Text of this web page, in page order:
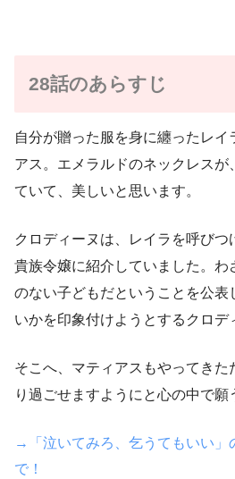
28話のあらすじ
自分が贈った服を身に纏ったレイ
アス。エメラルドのネックレスが
ていて、美しいと思います。
クロディーヌは、レイラを呼び
貴族令嬢に紹介していました。わ
のない子どもだということを公表
いかを印象付けようとするクロデ
そこへ、マティアスもやってき
り過ごせますようにと心の中で願
→「泣いてみろ、乞うてもいい」
で！